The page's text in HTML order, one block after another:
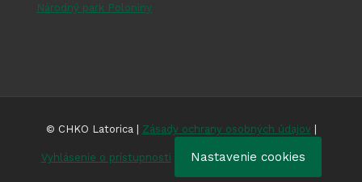
Národný park Poloniny
© CHKO Latorica | Zásady ochrany osobných údajov|
Vyhlásenie o prístupnosti Nastavenie cookies